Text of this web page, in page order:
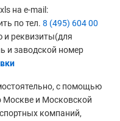
на e-mail:
по тел. 8 (495) 604 00
и реквизиты(для
и заводской номер
с помощью
Москве и Московской
компаний,